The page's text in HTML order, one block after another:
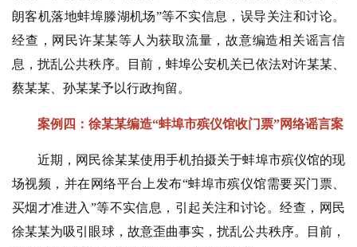
朗客机落地蚌埠滕湖机场”等不实信息，误导关注和讨论。
经查，网民许某某等人为获取流量，故意编造相关谣言信
息，扰乱公共秩序。目前，蚌埠公安机关已依法对许某某、
蔡某某、孙某某予以行政拘留。
案例四：徐某某编造“蚌埠市殡仪馆收门票”网络谣言案
近期，网民徐某某使用手机拍摄关于蚌埠市殡仪馆的现
场视频，并在网络平台上发布“蚌埠市殡仪馆需要买门票、
买烟才准进入”等不实信息，引起关注和讨论。经查，网民
徐某某为吸引眼球，故意歪曲事实，扰乱公共秩序。目前，